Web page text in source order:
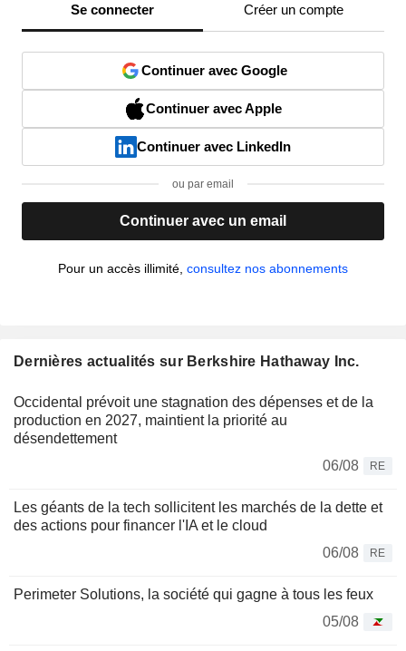
Se connecter Créer un compte
Continuer avec Google
Continuer avec Apple
Continuer avec LinkedIn
ou par email
Continuer avec un email
Pour un accès illimité, consultez nos abonnements
Dernières actualités sur Berkshire Hathaway Inc.
Occidental prévoit une stagnation des dépenses et de la
production en 2027, maintient la priorité au
désendettement
06/08
RE
Les géants de la tech sollicitent les marchés de la dette et
des actions pour financer l'IA et le cloud
06/08
RE
Perimeter Solutions, la société qui gagne à tous les feux
05/08